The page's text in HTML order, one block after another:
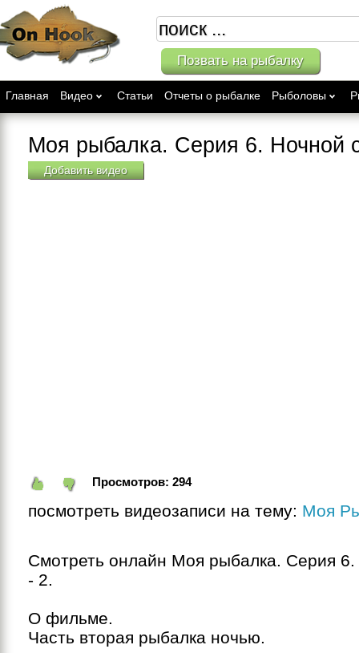
Позвать на рыбалку
Главная Видео Статьи Отчеты о рыбалке Рыболовы
Моя рыбалка. Серия 6. Ночной
Добавить видео
Просмотров: 294
посмотреть видеозаписи на тему: Моя
Смотреть онлайн Моя рыбалка. Серия 6.
- 2.
О фильме.
Часть вторая рыбалка ночью.